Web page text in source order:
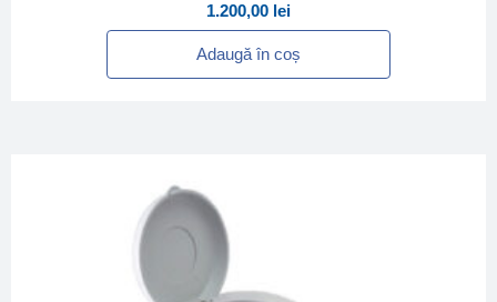
1.200,00 lei
Adaugă în coș